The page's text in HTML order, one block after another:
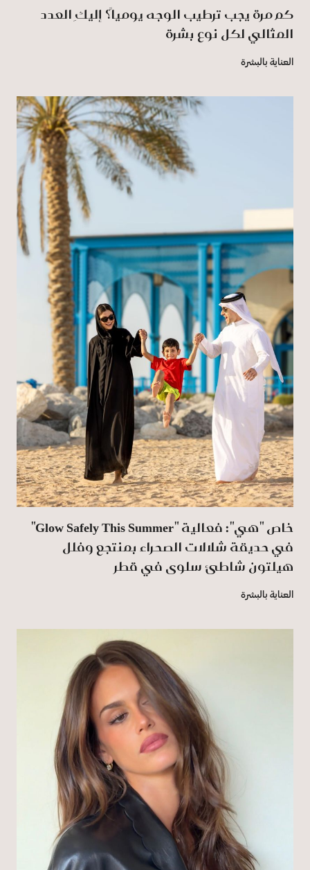
كم مرة يجب ترطيب الوجه يومياً؟ إليكِ العدد
المثالي لكل نوع بشرة
العناية بالبشرة
خاص "هي": فعالية "Glow Safely This Summer"
في حديقة شلالات الصحراء بمنتجع وفلل
هيلتون شاطئ سلوى في قطر
العناية بالبشرة